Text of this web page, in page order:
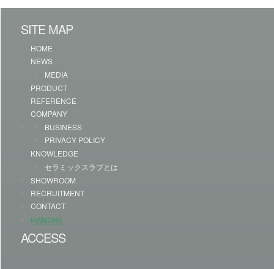
SITE MAP
HOME
NEWS
MEDIA
PRODUCT
REFERENCE
COMPANY
BUSINESS
PRIVACY POLICY
KNOWLEDGE
セラミックスラブとは
SHOWROOM
RECRUITMENT
CONTACT
FIANDRE
ACCESS